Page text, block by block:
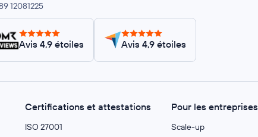
12081225
Avis 4,9 étoiles Avis 4,9 étoiles
Certifications et attestations
ISO 27001
Pour les entreprises
Scale-up